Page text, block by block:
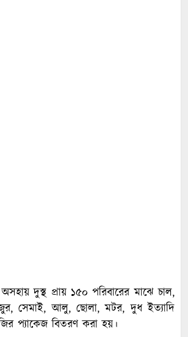
দুস্থ প্রায় ১৫০ পরিবারের মাঝে চাল,
সেমাই, আলু, ছোলা, মটর, দুধ ইত্যাদি
প্যাকেজ বিতরণ করা হয়।